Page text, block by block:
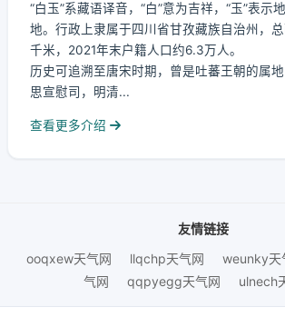
“白玉”系藏语译音，“白”意为吉祥，“玉”表示
地。行政上隶属于四川省甘孜藏族自治州，
千米，2021年末户籍人口约6.3万人。
历史可追溯至唐宋时期，曾是吐蕃王朝的属
思宣慰司，明清...
查看更多介绍
友情链接
ooqxew天气网
llqchp天气网 weunky天
气网
qqpyegg天气网 ulnech